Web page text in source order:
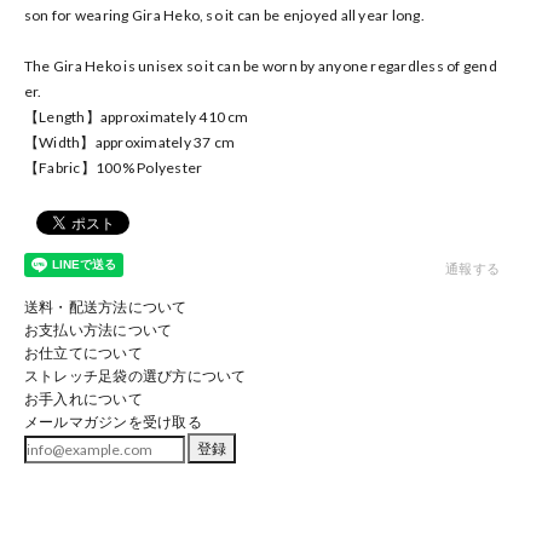
son for wearing Gira Heko, so it can be enjoyed all year long.
The Gira Heko is unisex so it can be worn by anyone regardless of gend
er.
【Length】approximately 410 cm
【Width】approximately 37 cm
【Fabric】100% Polyester
通報する
送料・配送方法について
お支払い方法について
お仕立てについて
ストレッチ足袋の選び方について
お手入れについて
メールマガジンを受け取る
登録